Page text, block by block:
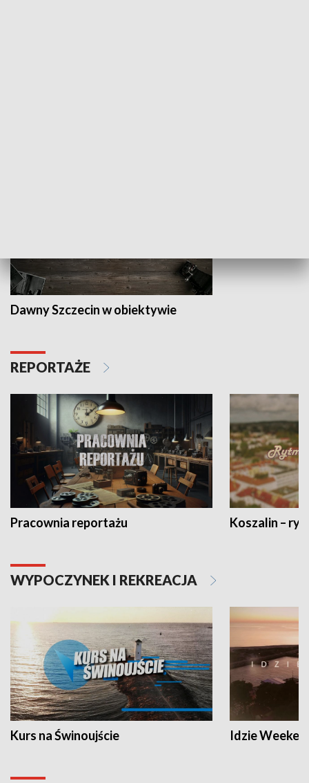
Dawny Szczecin w obiektywie
REPORTAŻE
Pracownia reportażu Koszalin –
WYPOCZYNEK I REKREACJA
Kurs na Świnoujście Idzie